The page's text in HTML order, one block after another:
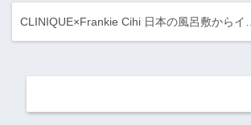
CLINIQUE×Frankie Cihi 日本の風呂敷からイ…